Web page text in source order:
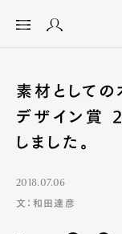
素材としての
デザイン賞
しました。
2018.07.06
文：和田達彦